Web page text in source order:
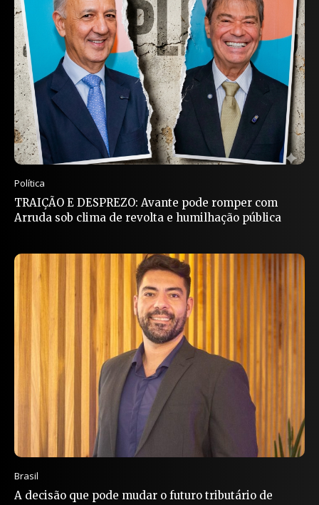
Política
TRAIÇÃO E DESPREZO: Avante pode romper com
Arruda sob clima de revolta e humilhação pública
Brasil
A decisão que pode mudar o futuro tributário de